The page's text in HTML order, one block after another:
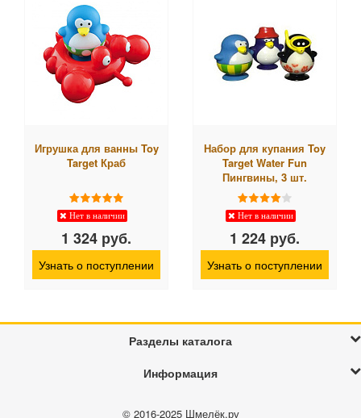
Игрушка для ванны Toy
Target Краб
Нет в наличии
1 324 руб.
Узнать о поступлении
Набор для купания Toy
Target Water Fun
Пингвины, 3 шт.
Нет в наличии
1 224 руб.
Узнать о поступлении
Разделы каталога
Информация
© 2016-2025 Шмелёк.ру